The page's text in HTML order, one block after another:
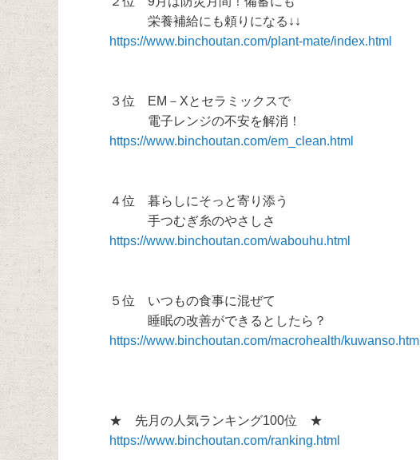
栄養補給にも頼りになる↓↓
https://www.binchoutan.com/plant-mate/index.html
３位 EM－Xとセラミックスで
電子レンジの不安を解消！
https://www.binchoutan.com/em_clean.html
４位 暮らしにそっと寄り添う
手つむぎ糸のやさしさ
https://www.binchoutan.com/wabouhu.html
５位 いつもの食事に混ぜて
睡眠の改善ができるとしたら？
https://www.binchoutan.com/macrohealth/kuwanso.html
★ 先月の人気ランキング100位 ★
https://www.binchoutan.com/ranking.html